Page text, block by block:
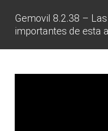
content
Gemovil 8.2.38 –
importantes de esta